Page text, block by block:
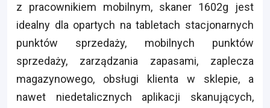
z pracownikiem mobilnym, skaner 1602g jest
idealny dla opartych na tabletach stacjonarnych
punktów sprzedaży, mobilnych punktów
sprzedaży, zarządzania zapasami, zaplecza
magazynowego, obsługi klienta w sklepie, a
nawet niedetalicznych aplikacji skanujących,